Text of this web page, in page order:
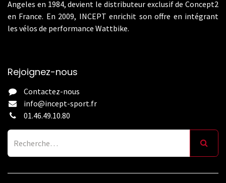
Angeles en 1984, devient le distributeur exclusif de Concept2
en France. En 2009, INCEPT enrichit son offre en intégrant
les vélos de performance Wattbike.
Rejoignez-nous
Contactez-nous
info@incept-sport.fr
01.46.49.10.80